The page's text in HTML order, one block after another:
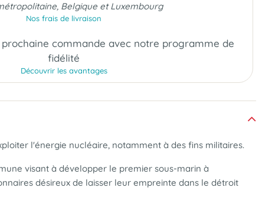
Belgique et Luxembourg
Nos frais de livraison
commande avec notre programme de
fidélité
Découvrir les avantages
l'énergie nucléaire, notamment à des fins militaires.
visant à développer le premier sous-marin à
désireux de laisser leur empreinte dans le détroit